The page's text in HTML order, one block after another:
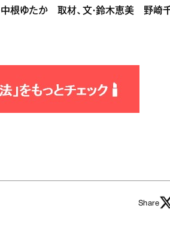
中根ゆたか 取材、文・鈴木恵美 野崎
Share